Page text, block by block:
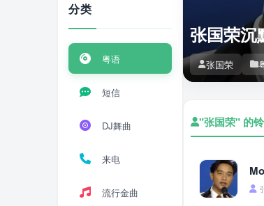
分类
粤语
短信
DJ舞曲
来电
流行金曲
张国荣沉
张国荣
"张国荣" 的